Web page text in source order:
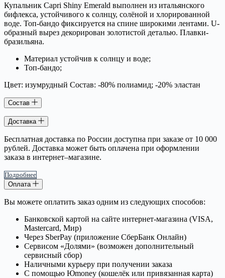
Купальник Capri Shiny Emerald выполнен из итальянского
бифлекса, устойчивого к солнцу, солёной и хлорированной
воде. Топ-бандо фиксируется на спине широкими лентами. U-
образный вырез декорирован золотистой деталью. Плавки-
бразильяна.
Материал устойчив к солнцу и воде;
Топ-бандо;
Цвет: изумрудный Состав: -80% полиамид; -20% эластан
Состав
Доставка
Бесплатная доставка по России доступна при заказе от 10 000
рублей. Доставка может быть оплачена при оформлении
заказа в интернет–магазине.
Подробнее
Оплата
Вы можете оплатить заказ одним из следующих способов:
Банковской картой на сайте интернет-магазина (VISA,
Mastercard, Мир)
Через SberPay (приложение СберБанк Онлайн)
Сервисом «Долями» (возможен дополнительный
сервисный сбор)
Наличными курьеру при получении заказа
С помощью Юmoney (кошелёк или привязанная карта)